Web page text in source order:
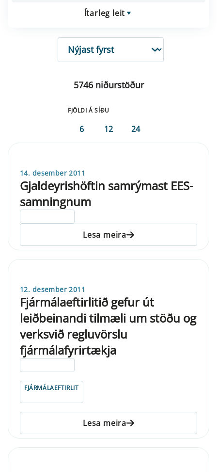
Ítarleg leit
RÖÐUN
5746 niðurstöður
FJÖLDI Á SÍÐU
6 12 24
14. desember 2011
Gjaldeyrishöftin samrýmast EES-
samningnum
Lesa meira
12. desember 2011
Fjármálaeftirlitið gefur út
leiðbeinandi tilmæli um stöðu og
verksvið regluvörslu
fjármálafyrirtækja
FJÁRMÁLAEFTIRLIT
Lesa meira